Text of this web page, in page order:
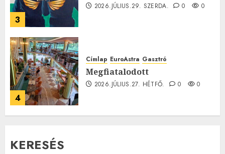
3
2026.JÚLIUS.29. SZERDA. 0 0
4
Címlap EuroAstra Gasztró
Megfiatalodott
2026.JÚLIUS.27. HÉTFŐ. 0 0
KERESÉS